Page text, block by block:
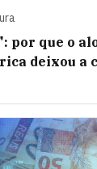
por que o
deixou a